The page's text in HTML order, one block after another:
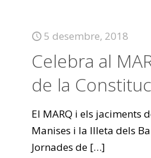
5 desembre, 2018
Celebra al
de la
El MARQ i els jaciments
Manises i la Illeta dels
Jornades de […]